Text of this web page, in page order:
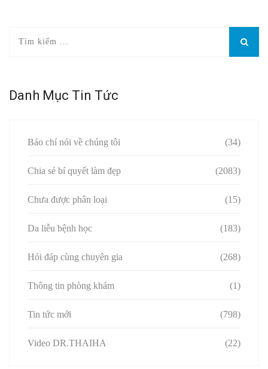
Danh Mục Tin Tức
Báo chí nói về chúng tôi (34)
Chia sẻ bí quyết làm đẹp (2083)
Chưa được phân loại (15)
Da liễu bệnh học (183)
Hỏi đáp cùng chuyên gia (268)
Thông tin phòng khám (1)
Tin tức mới (798)
Video DR.THAIHA (22)